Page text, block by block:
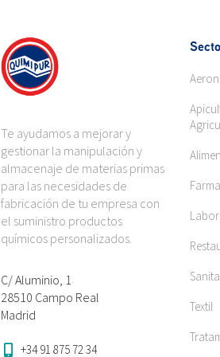
Te ayudamos a mejorar y
gestionar la manipulación y
almacenaje de materias primas
para las necesidades de
fabricación de tu empresa con
el suministro productos
químicos personalizados.
C/ Aluminio, 1
28510 Campo Real
Madrid
+34 91 875 72 34
Textil